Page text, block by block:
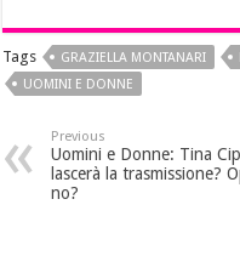
Tags GRAZIELLA MONTANARI
UOMINI E DONNE
Previous
Uomini e Donne: Tina
lascerà la trasmissione?
no?